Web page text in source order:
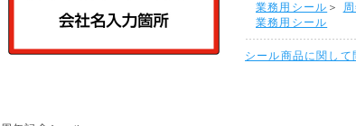
業務用シール ＞
業務用シール
シール商品に関して